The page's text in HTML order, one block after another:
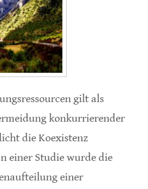
gilt als
konkurrierender
die Koexistenz
einer Studie wurde die
einer